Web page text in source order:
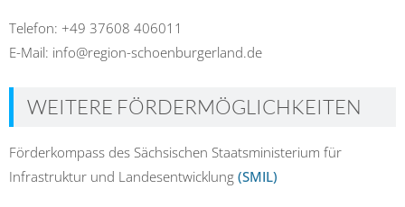
Telefon: +49 37608 406011
E-Mail: info@region-schoenburgerland.de
WEITERE FÖRDERMÖGLICHKEITEN
Förderkompass des Sächsischen Staatsministerium für
Infrastruktur und Landesentwicklung (SMIL)